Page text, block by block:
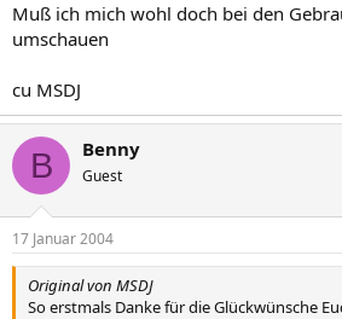
Muß ich mich wohl doch bei den
umschauen
cu MSDJ
B Benny
Guest
17 Januar 2004
Original von MSDJ
So erstmals Danke für die Glückwünsche